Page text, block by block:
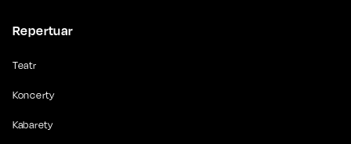
Repertuar
Teatr
Koncerty
Kabarety